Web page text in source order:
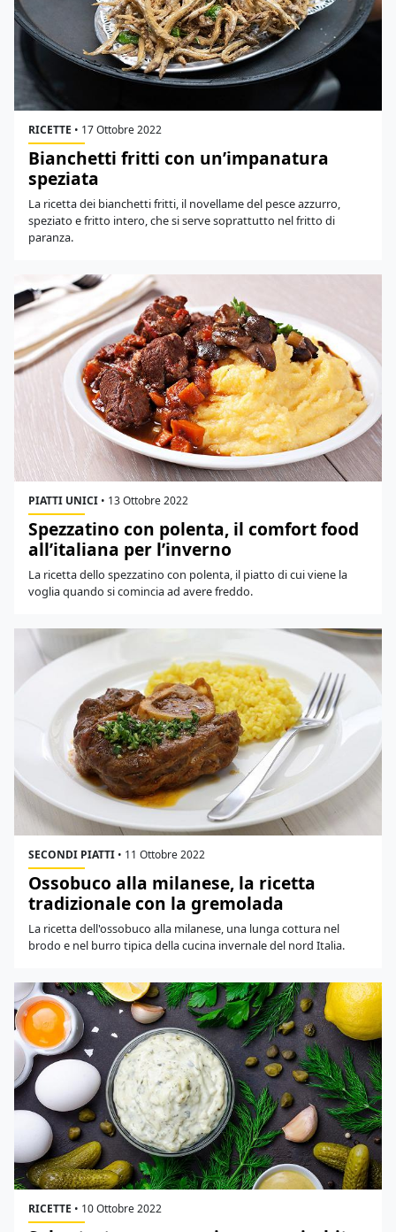
RICETTE • 17 Ottobre 2022
Bianchetti fritti con un’impanatura
speziata
La ricetta dei bianchetti fritti, il novellame del pesce azzurro,
speziato e fritto intero, che si serve soprattutto nel fritto di
paranza.
PIATTI UNICI • 13 Ottobre 2022
Spezzatino con polenta, il comfort food
all’italiana per l’inverno
La ricetta dello spezzatino con polenta, il piatto di cui viene la
voglia quando si comincia ad avere freddo.
SECONDI PIATTI • 11 Ottobre 2022
Ossobuco alla milanese, la ricetta
tradizionale con la gremolada
La ricetta dell'ossobuco alla milanese, una lunga cottura nel
brodo e nel burro tipica della cucina invernale del nord Italia.
RICETTE • 10 Ottobre 2022